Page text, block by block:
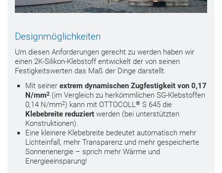
Designmöglichkeiten
Um diesen Anforderungen gerecht zu werden haben wir
einen 2K-Silikon-Klebstoff entwickelt der von seinen
Festigkeitswerten das Maß der Dinge darstellt.
Mit seiner extrem dynamischen Zugfestigkeit von 0,17
N/mm2 (im Vergleich zu herkömmlichen SG-Klebstoffen
0,14 N/mm2) kann mit OTTOCOLL® S 645 die
Klebebreite reduziert werden (bei unterstützten
Konstruktionen).
Eine kleinere Klebebreite bedeutet automatisch mehr
Lichteinfall, mehr Transparenz und mehr gespeicherte
Sonnenenergie – sprich mehr Wärme und
Energieeinsparung!